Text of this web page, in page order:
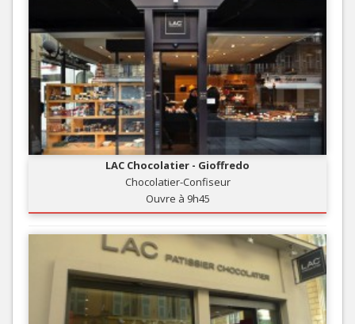
LAC Chocolatier - Gioffredo
Chocolatier-Confiseur
Ouvre à 9h45